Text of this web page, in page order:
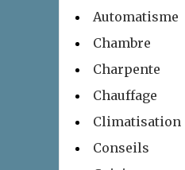
Automatisme
Chambre
Charpente
Chauffage
Climatisation
Conseils